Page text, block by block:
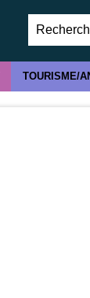
TOURISME/